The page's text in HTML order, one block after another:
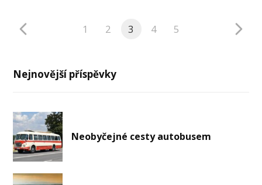
1 2 3 4 5
Nejnovější příspěvky
Neobyčejné cesty autobusem